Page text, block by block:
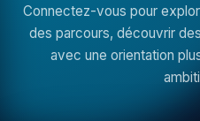
Connectez-vous pour
des parcours, découvrir
avec une orientation